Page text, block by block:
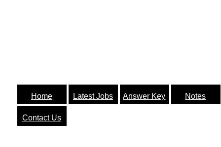
Home Latest Jobs Answer Key Notes
Contact Us